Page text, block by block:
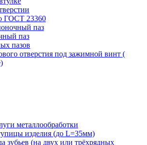
ГОСТ 23360
паз
паз
пазов
отверстия под зажимной винт (
металлообработки
изделия (до L=35мм)
зубьев (на двух или трёхрядных